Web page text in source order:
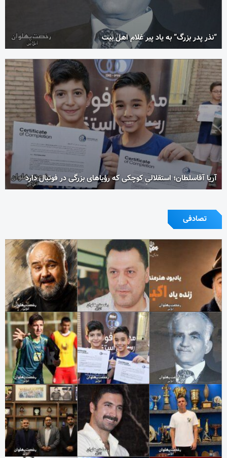
“نذر پدر بزرگ” به یاد پیر غلام اهل بیت
آریا آقاسلطان؛ استقلالیِ کوچکی که رؤیاهای بزرگی در فوتبال دارد
تصادفی